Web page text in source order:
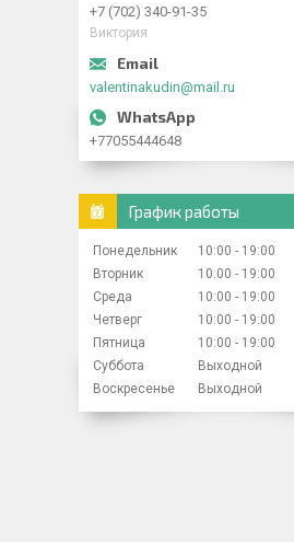
+7 (702) 340-91-35
Виктория
valentinakudin@mail.ru
+77055444648
График работы
Понедельник 10:00
19:00
Вторник
10:00
19:00
Среда
10:00
19:00
Четверг
10:00
19:00
Пятница
10:00
19:00
Суббота
Выходной
Воскресенье
Выходной